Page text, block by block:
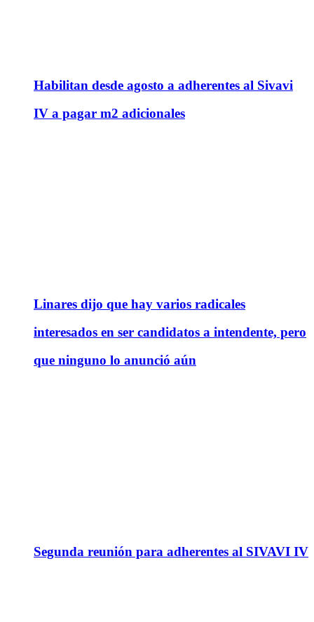
Habilitan desde agosto a adherentes al Sivavi
IV a pagar m2 adicionales
Linares dijo que hay varios radicales
interesados en ser candidatos a intendente, pero
que ninguno lo anunció aún
Segunda reunión para adherentes al SIVAVI IV